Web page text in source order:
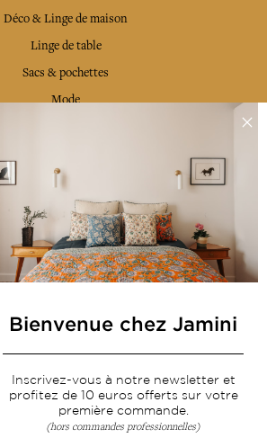
Déco & Linge de maison
Linge de table
Sacs & pochettes
Mode
Livraison & retour
CGV
Devenir revendeur
Notre communauté
raconté avec poésie et élégance
mail. Inscrivez vous à notre newsletter
Bienvenue chez Jamini
Inscrivez-vous à notre newsletter et
profitez de 10 euros offerts sur votre
première commande.
(hors commandes professionnelles)